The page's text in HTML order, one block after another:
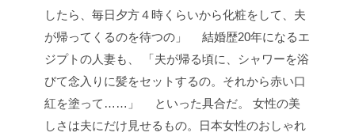
したら、毎日夕方４時くらいから化粧をして、夫
が帰ってくるのを待つの」
結婚歴20年になるエ
ジプトの人妻も、
「夫が帰る頃に、シャワーを浴
びて念入りに髪をセットするの。それから赤い口
紅を塗って……」
といった具合だ。
女性の美
しさは夫にだけ見せるもの。日本女性のおしゃれ